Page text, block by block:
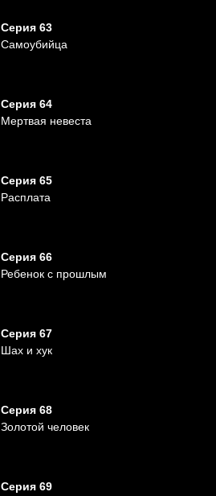
Серия 63
Самоубийца
Серия 64
Мертвая невеста
Серия 65
Расплата
Серия 66
Ребенок с прошлым
Серия 67
Шах и хук
Серия 68
Золотой человек
Серия 69